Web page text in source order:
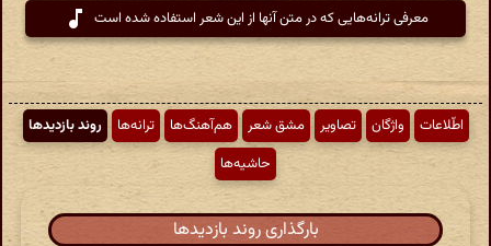
معرفی ترانه‌هایی که در متن آنها از این شعر استفاده شده است
اطّلاعات واژگان تصاویر مشق شعر هم‌آهنگ‌ها ترانه‌ها
روند بازدیدها
حاشیه‌ها
بارگذاری روند بازدیدها